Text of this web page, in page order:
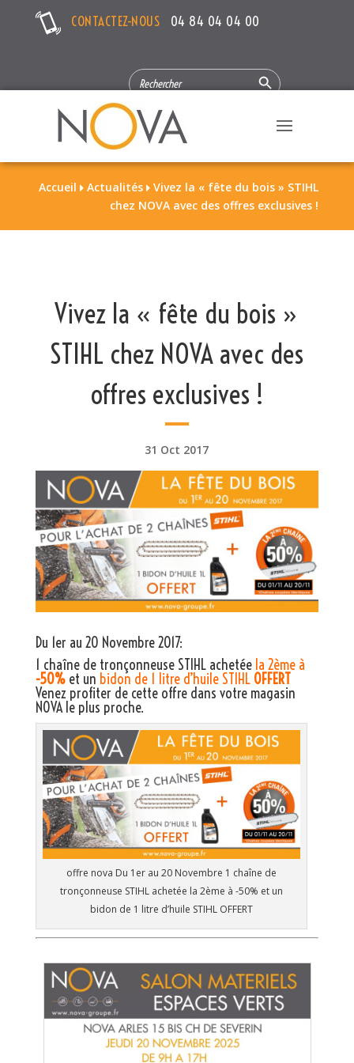
CONTACTEZ-NOUS 04 84 04 04 00
SEARCH
FOR:
Search Button
Accueil  Actualités  Vivez la « fête du bois » STIHL
chez NOVA avec des offres exclusives !
Vivez la « fête du bois »
STIHL chez NOVA avec des
offres exclusives !
31 Oct 2017
Du 1er au 20 Novembre 2017:
1 chaîne de tronçonneuse STIHL achetée la 2ème à
-50% et un bidon de 1 litre d’huile STIHL OFFERT
Venez profiter de cette offre dans votre magasin
NOVA le plus proche.
offre nova Du 1er au 20 Novembre 1 chaîne de
tronçonneuse STIHL achetée la 2ème à -50% et un
bidon de 1 litre d’huile STIHL OFFERT